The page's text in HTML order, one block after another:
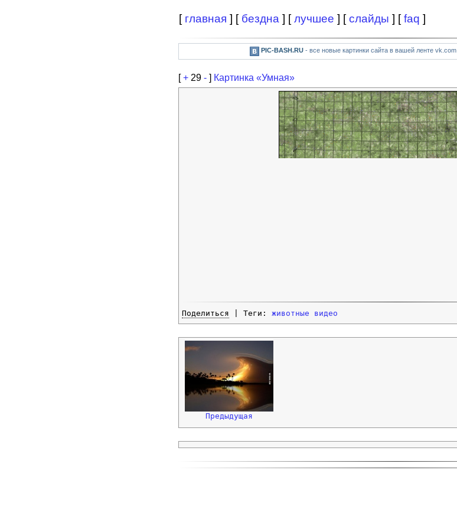
[ главная ] [ бездна ] [лучшее ] [слайды ] [faq ]
PIC-BASH.RU- все новые картинки сайта в вашей ленте vk.com
[+ 29 - ] Картинка «Умная»
Поделиться | Теги: животные видео
Предыдущая